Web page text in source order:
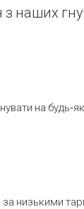
наших
на будь-
за низькими